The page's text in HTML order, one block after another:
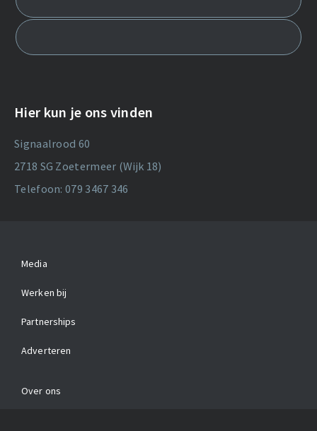
Hier kun je ons vinden
Signaalrood 60
2718 SG Zoetermeer (Wijk 18)
Telefoon: 079 3467 346
Media
Werken bij
Partnerships
Adverteren
Over ons